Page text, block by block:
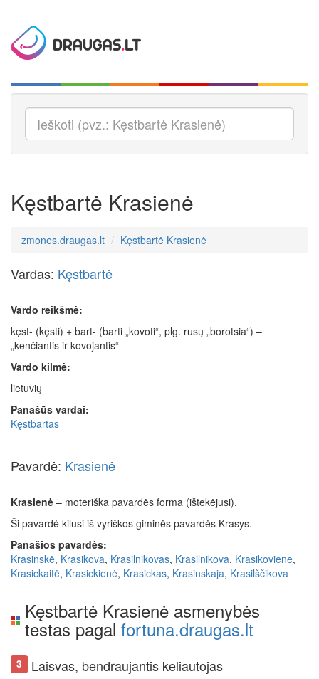
Kęstbartė Krasienė
zmones.draugas.lt Kęstbartė Krasienė
Vardas: Kęstbartė
Vardo reikšmė:
kęst- (kęsti) + bart- (barti „kovoti“, plg. rusų „borotsia“) –
„kenčiantis ir kovojantis“
Vardo kilmė:
lietuvių
Panašūs vardai:
Kęstbartas
Pavardė: Krasienė
Krasienė – moteriška pavardės forma (ištekėjusi).
Ši pavardė kilusi iš vyriškos giminės pavardės Krasys.
Panašios pavardės:
Krasinskė, Krasikova, Krasilnikovas, Krasilnikova, Krasikoviene,
Krasickaitė, Krasickienė, Krasickas, Krasinskaja, Krasilščikova
Kęstbartė Krasienė asmenybės
testas pagal fortuna.draugas.lt
3 Laisvas, bendraujantis keliautojas